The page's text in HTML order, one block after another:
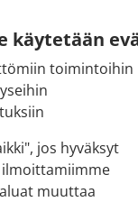
käytetään
toimintoihin
jos hyväksyt
ilmoittamiimme
muuttaa